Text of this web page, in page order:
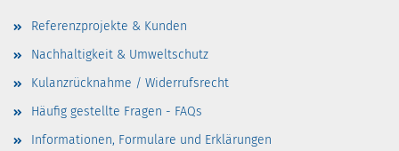
Referenzprojekte & Kunden
Nachhaltigkeit & Umweltschutz
Kulanzrücknahme / Widerrufsrecht
Häufig gestellte Fragen - FAQs
Informationen, Formulare und Erklärungen